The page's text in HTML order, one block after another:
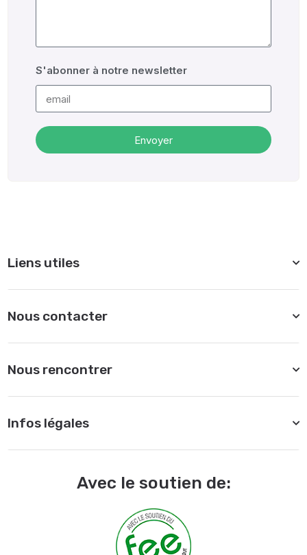
S'abonner à notre newsletter
Envoyer
Liens utiles
Nous contacter
Nous rencontrer
Infos légales
Avec le soutien de: